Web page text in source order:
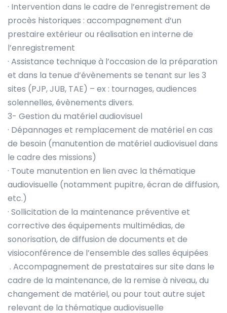
· Intervention dans le cadre de l’enregistrement de
procès historiques : accompagnement d’un
prestaire extérieur ou réalisation en interne de
l’enregistrement
· Assistance technique à l’occasion de la préparation
et dans la tenue d’évènements se tenant sur les 3
sites (PJP, JUB, TAE) – ex : tournages, audiences
solennelles, évènements divers.
3- Gestion du matériel audiovisuel
· Dépannages et remplacement de matériel en cas
de besoin (manutention de matériel audiovisuel dans
le cadre des missions)
· Toute manutention en lien avec la thématique
audiovisuelle (notamment pupitre, écran de diffusion,
etc.)
· Sollicitation de la maintenance préventive et
corrective des équipements multimédias, de
sonorisation, de diffusion de documents et de
visioconférence de l’ensemble des salles équipées
. Accompagnement de prestataires sur site dans le
cadre de la maintenance, de la remise à niveau, du
changement de matériel, ou pour tout autre sujet
relevant de la thématique audiovisuelle